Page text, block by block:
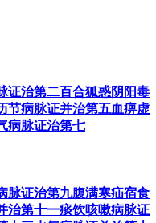
，对张仲景著作钻研尤
响之著作。又著《金匮
（1729）、《静香楼医
+
证治第二百合狐惑阴阳毒
节病脉证并治第五血痹虚
病脉证治第七
脉证治第九腹满寒疝宿食
治第十一痰饮咳嗽病脉证